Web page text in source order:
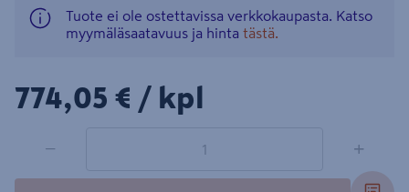
Tuote ei ole ostettavissa verkkokaupasta. Katso
myymäläsaatavuus ja hinta tästä.
774,05€/kpl
774,05 € / kpl
− +